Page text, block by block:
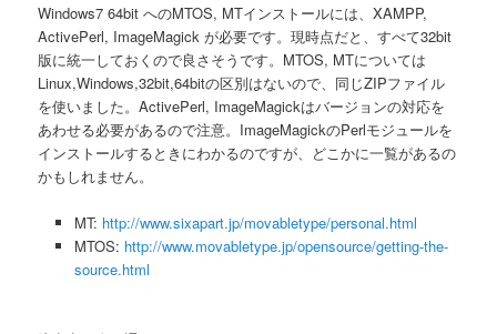
Windows7 64bit へのMTOS, MTインストールには、XAMPP,
ActivePerl, ImageMagick が必要です。現時点だと、すべて32bit
版に統一しておくので良さそうです。MTOS, MTについては
Linux,Windows,32bit,64bitの区別はないので、同じZIPファイル
を使いました。ActivePerl, ImageMagickはバージョンの対応を
あわせる必要があるので注意。ImageMagickのPerlモジュールを
インストールするときにわかるのですが、どこかに一覧があるの
かもしれません。
MT: http://www.sixapart.jp/movabletype/personal.html
MTOS: http://www.movabletype.jp/opensource/getting-the-
source.html